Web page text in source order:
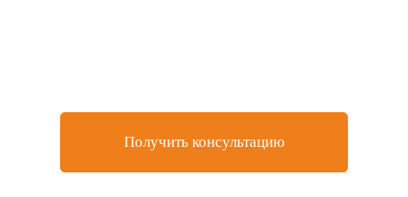
Получить консультацию